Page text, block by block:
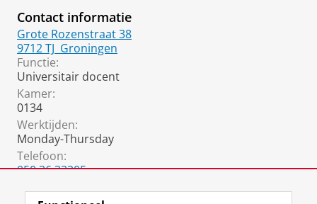
Contact informatie
Grote Rozenstraat 38
9712 TJ Groningen
Functie:
Universitair docent
Kamer:
0134
Werktijden:
Monday-Thursday
Telefoon:
050 36 33205